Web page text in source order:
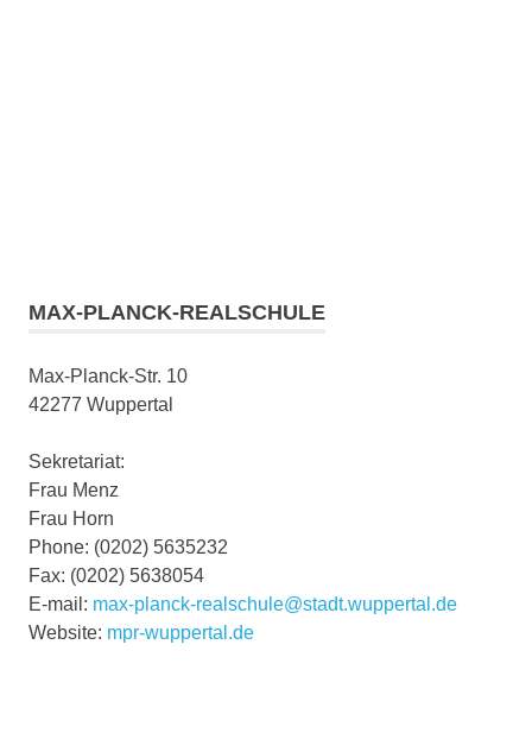
MAX-PLANCK-REALSCHULE
Max-Planck-Str. 10
42277 Wuppertal
Sekretariat:
Frau Menz
Frau Horn
Phone: (0202) 5635232
Fax: (0202) 5638054
E-mail: max-planck-realschule@stadt.wuppertal.de
Website: mpr-wuppertal.de